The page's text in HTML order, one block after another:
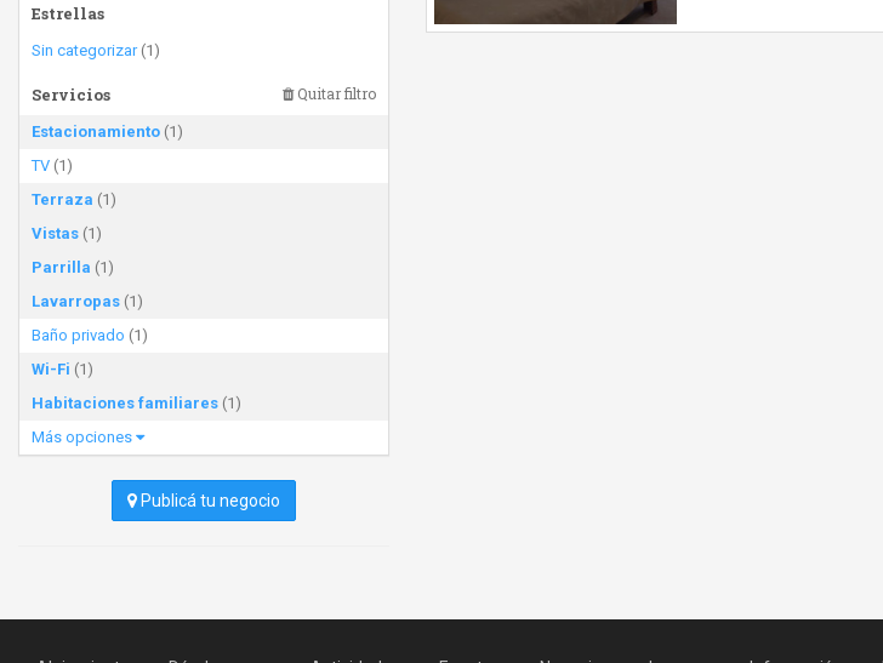
Estrellas
Sin categorizar(1)
Servicios Quitar filtro
Estacionamiento (1)
TV (1)
Terraza (1)
Vistas (1)
Parrilla (1)
Lavarropas (1)
Baño privado (1)
Wi-Fi (1)
Habitaciones familiares (1)
Más opciones
Publicá tu negocio